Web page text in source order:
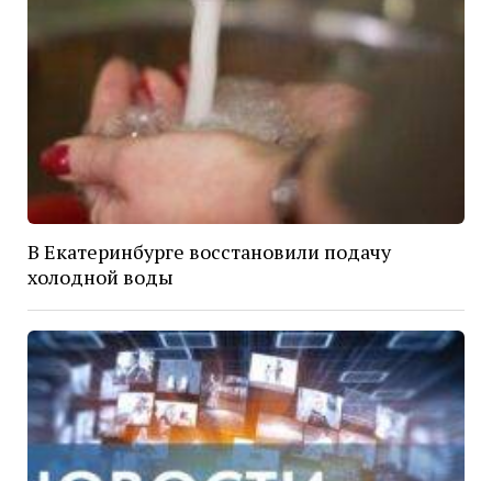
В Екатеринбурге восстановили подачу
холодной воды